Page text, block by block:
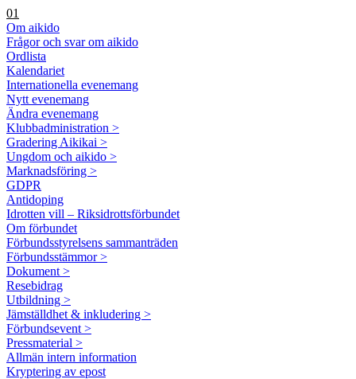
01
Om aikido
Frågor och svar om aikido
Ordlista
Kalendariet
Internationella evenemang
Nytt evenemang
Ändra evenemang
Klubbadministration >
Gradering Aikikai >
Ungdom och aikido >
Marknadsföring >
GDPR
Antidoping
Idrotten vill – Riksidrottsförbundet
Om förbundet
Förbundsstyrelsens sammanträden
Förbundsstämmor >
Dokument >
Resebidrag
Utbildning >
Jämställdhet & inkludering >
Förbundsevent >
Pressmaterial >
Allmän intern information
Kryptering av epost